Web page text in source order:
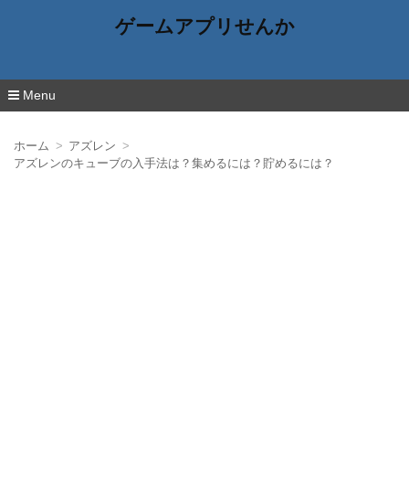
ゲームアプリせんか
Menu
ホーム
アズレン
アズレンのキューブの入手法は？集めるには？貯めるには？